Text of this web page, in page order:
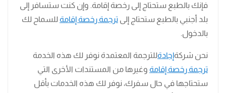
فإنك بالطبع ستحتاج إلى رخصة إقامة. وإن كنت ستسافر إلى
بلد أجنبي بالطبع ستحتاج إلى ترجمة رخصة إقامة للسماح لك
بالدخول.
نحن شركةإجادةللترجمة المعتمدة نوفر لك هذه الخدمة
ترجمة رخصة إقامة وغيرها من المستندات الأخرى التي
ستحتاجها في حال سفرك، نوفر لك هذه الخدمات بأقل